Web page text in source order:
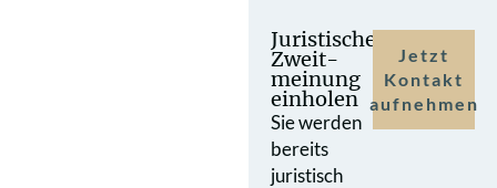
Juristische
Zweit­
meinung
einholen
Sie werden
bereits
juristisch
Jetzt
Kontakt
aufnehmen